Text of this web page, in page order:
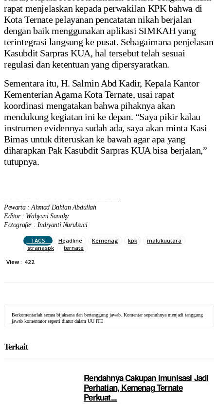
rapat menjelaskan kepada perwakilan KPK bahwa di
Kota Ternate pelayanan pencatatan nikah berjalan
dengan baik menggunakan aplikasi SIMKAH yang
terintegrasi langsung ke pusat. Sebagaimana penjelasan
Kasubdit Sarpras KUA, hal tersebut telah sesuai
regulasi dan ketentuan yang dipersyaratkan.
Sementara itu, H. Salmin Abd Kadir, Kepala Kantor
Kementerian Agama Kota Ternate, usai rapat
koordinasi mengatakan bahwa pihaknya akan
mendukung kegiatan ini ke depan. “Saya pikir kalau
instrumen evidennya sudah ada, saya akan minta Kasi
Bimas untuk diteruskan ke bawah agar apa yang
diharapkan Pak Kasubdit Sarpras KUA bisa berjalan,”
tutupnya.
Pewarta : Ahmad Dahlan Abdullah
Editor : Wahyuni Sanaky
Fotografer : Indryanti Nurulsuci
TAGS Headline Kemenag kpk
malukuutara
stranaspk
ternate
View : 422
Berkomentarlah secara bijaksana dan bertanggung jawab. Komentar sepenuhnya menjadi tanggung
jawab komentator seperti diatur dalam UU ITE
Terkait
Rendahnya Cakupan Imunisasi Jadi
Perhatian, Kemenag Ternate
Perkuat...